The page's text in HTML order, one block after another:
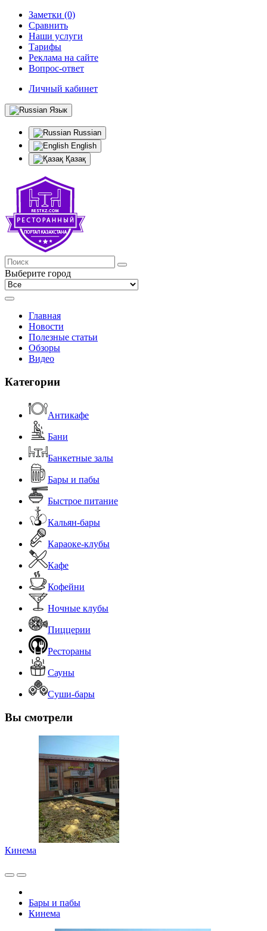
Заметки (0)
Сравнить
Наши услуги
Тарифы
Реклама на сайте
Вопрос-ответ
Личный кабинет
Язык
Russian
English
Қазақ
Выберите город
Главная
Новости
Полезные статьи
Обзоры
Видео
Категории
Антикафе
Бани
Банкетные залы
Бары и пабы
Быстрое питание
Кальян-бары
Караоке-клубы
Кафе
Кофейни
Ночные клубы
Пиццерии
Рестораны
Сауны
Суши-бары
Вы смотрели
Кинема
Бары и пабы
Кинема